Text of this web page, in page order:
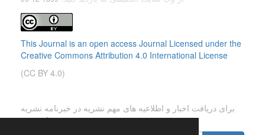
This Journal is an open access Journal Licensed under the
Creative Commons Attribution 4.0 International License
(CC BY 4.0)
برای دریافت اخبار و اطلاعیه های مهم نشریه در خبرنامه نشریه
مشترک شوید.